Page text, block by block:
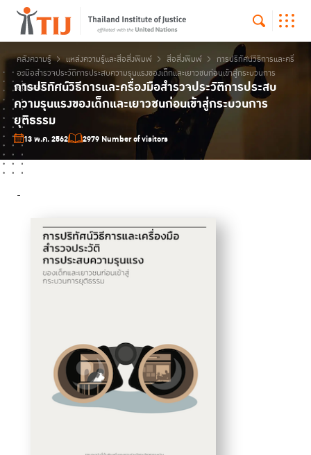
คลังความรู้ แหล่งความรู้และสื่อสิ่งพิมพ์ สื่อสิ่งพิมพ์
การปริทัศน์วิธีการและครื่
องมือสำรวจประวัติการประสบความรุนแรงของเด็กและเยาวชนก่อนเข้าสู่กระบวนการ
ยุติธรรม
การปริทัศน์วิธีการและครื่องมือสำรวจประวัติการประสบ
ความรุนแรงของเด็กและเยาวชนก่อนเข้าสู่กระบวนการ
ยุติธรรม
13 พ.ค. 2562 2979 Number of visitors
-